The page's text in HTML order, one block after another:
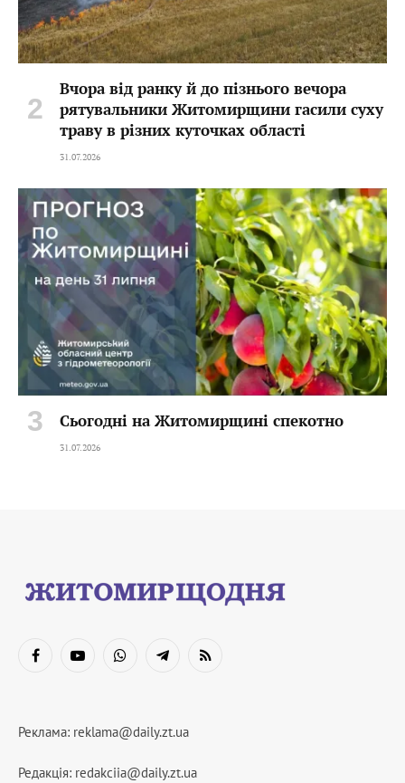
Вчора від ранку й до пізнього вечора
рятувальники Житомирщини гасили суху
траву в різних куточках області
31.07.2026
Сьогодні на Житомирщині спекотно
31.07.2026
FacebookYouTubeWhatsAppTelegramRSS
Реклама: reklama@daily.zt.ua
Редакція: redakciia@daily.zt.ua